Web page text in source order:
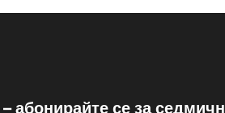
абонирайте се за